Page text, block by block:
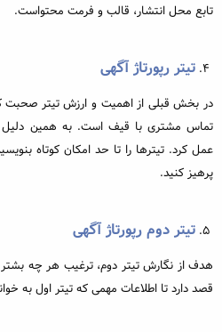
تابع محل انتشار، قالب و فرمت محتواست.
تیتر رپورتاژ آگهی
در بخش قبلی از اهمیت و ارزش تیتر صحبت
تماس مشتری با قیف است. به همین دلیل
عمل کرد. تیترها را تا حد امکان کوتاه
پرهیز کنید.
تیتر دوم رپورتاژ آگهی
هدف از نگارش تیتر دوم، ترغیب هر چه
قصد دارد تا اطلاعات مهمی که تیتر اول به